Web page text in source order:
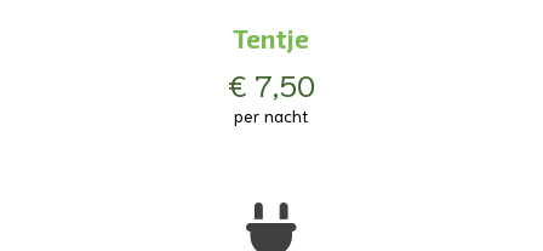
Tentje
€ 7,50
per nacht